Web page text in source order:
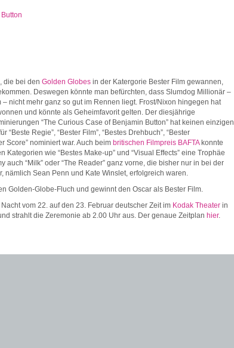
die bei den Golden Globes in der Katergorie Bester Film gewannen,
Deswegen könnte man befürchten, dass Slumdog Millionär –
– nicht mehr ganz so gut im Rennen liegt. Frost/Nixon hingegen hat
und könnte als Geheimfavorit gelten. Der diesjährige
“The Curious Case of Benjamin Button” hat keinen einzigen
Regie”, “Bester Film”, “Bestes Drehbuch”, “Bester
Score” nominiert war. Auch beim britischen Filmpreis BAFTAkonnte
Kategorien wie “Bestes Make-up” und “Visual Effects” eine Trophäe
auch “Milk” oder “The Reader” ganz vorne, die bisher nur in bei der
nämlich Sean Penn und Kate Winslet, erfolgreich waren.
Golden-Globe-Fluch und gewinnt den Oscar als Bester Film.
vom 22. auf den 23. Februar deutscher Zeit im Kodak Theater in
strahlt die Zeremonie ab 2.00 Uhr aus. Der genaue Zeitplan hier.